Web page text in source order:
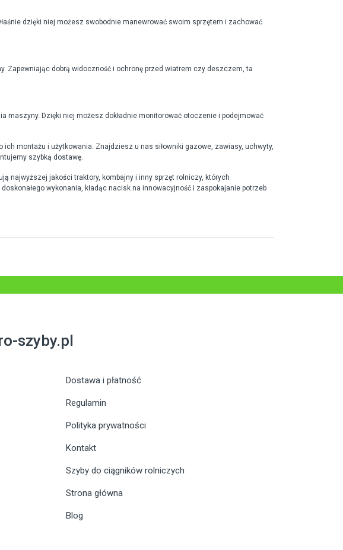
dzięki niej możesz swobodnie manewrować swoim sprzętem i zachować
Zapewniając dobrą widoczność i ochronę przed wiatrem czy deszczem, ta
maszyny. Dzięki niej możesz dokładnie monitorować otoczenie i podejmować
montażu i użytkowania. Znajdziesz u nas siłowniki gazowe, zawiasy, uchwyty,
szybką dostawę.
najwyższej jakości traktory, kombajny i inny sprzęt rolniczy, których
wykonania, kładąc nacisk na innowacyjność i zaspokajanie potrzeb
szyby.pl
Dostawa i płatność
Regulamin
Polityka prywatności
Kontakt
Szyby do ciągników rolniczych
Strona główna
Blog